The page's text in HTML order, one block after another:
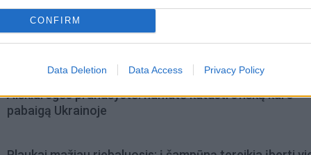
CONFIRM
Data Deletion Data Access Privacy Policy
Aiškiaregės pranašystė: numatė katastrofišką karo
pabaigą Ukrainoje